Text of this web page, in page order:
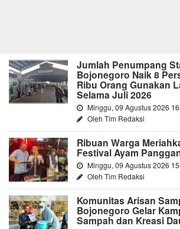
Jumlah Penumpang
Bojonegoro Naik 8
Ribu Orang Gunakan
Selama Juli 2026
Minggu, 09 Agustus 2026
Oleh Tim Redaksi
Ribuan Warga
Festival Ayam
Minggu, 09 Agustus 2026
Oleh Tim Redaksi
Komunitas Arisan
Bojonegoro Gelar
Sampah dan Kreasi